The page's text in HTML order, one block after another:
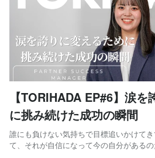
【TORIHADA EP#6】涙
に挑み続けた成功の瞬間
誰にも負けない気持ちで目標追いかけて
て、それが自信になって今の自分がある